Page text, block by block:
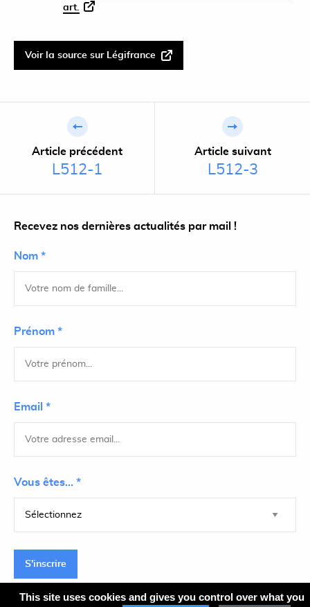
art.
Voir la source sur Légifrance
Article précédent
L512-1
Article suivant
L512-3
Recevez nos dernières actualités par mail !
Nom *
Prénom *
Email *
Vous êtes... *
S'inscrire
This site uses cookies and gives you control over what you